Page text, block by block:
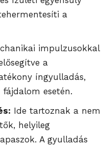
a
impulzusokkal
a
íngyulladás,
fájdalom esetén.
Ide tartoznak a nem
helyileg
A gyulladás